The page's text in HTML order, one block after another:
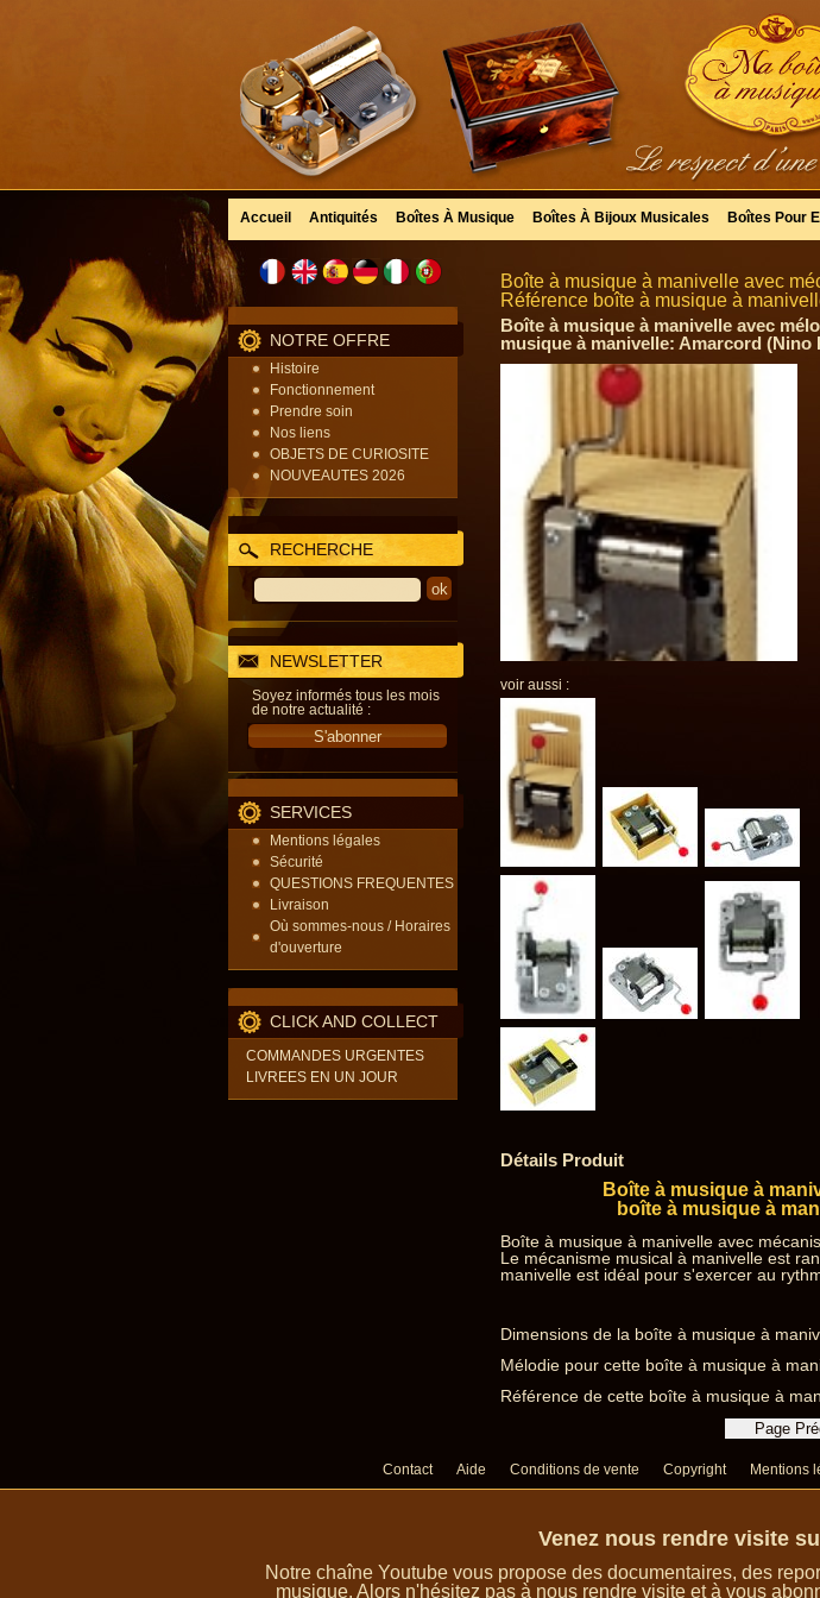
Accueil Antiquités Boîtes À Musique Boîtes À Bijoux Musicales Boîtes Pour
NOTRE OFFRE
Histoire
Fonctionnement
Prendre soin
Nos liens
OBJETS DE CURIOSITE
NOUVEAUTES 2026
RECHERCHE
NEWSLETTER
Soyez informés tous les mois
de notre actualité :
SERVICES
Mentions légales
Sécurité
QUESTIONS FREQUENTES
Livraison
Où sommes-nous / Horaires
d'ouverture
CLICK AND COLLECT
COMMANDES URGENTES
LIVREES EN UN JOUR
Boîte à musique à manivelle avec
Référence boîte à musique à
Boîte à musique à manivelle avec
musique à manivelle: Amarcord (Nino
voir aussi :
Détails Produit
Boîte à musique à
boîte à musique à
Boîte à musique à manivelle avec
Le mécanisme musical à manivelle est
manivelle est idéal pour s'exercer au
Dimensions de la boîte à musique à
Mélodie pour cette boîte à musique à
Référence de cette boîte à musique à
Contact Aide Conditions de vente Copyright Mentions
Venez nous rendre visite
Notre chaîne Youtube vous propose des documentaires, des
musique. Alors n'hésitez pas à nous rendre visite et à vous